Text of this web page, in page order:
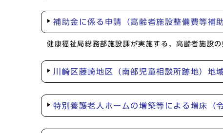
補助金に係る申請（高齢者施設整備費等補
健康福祉局総務部施設課が実施する、高齢者施設
川崎区藤崎地区（南部児童相談所跡地）地
特別養護老人ホームの増築等による増床（